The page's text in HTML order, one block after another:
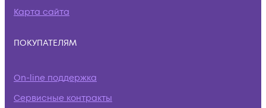
Карта сайта
ПОКУПАТЕЛЯМ
On-line поддержка
Сервисные контракты